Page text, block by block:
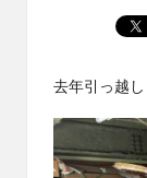
去年引っ越し